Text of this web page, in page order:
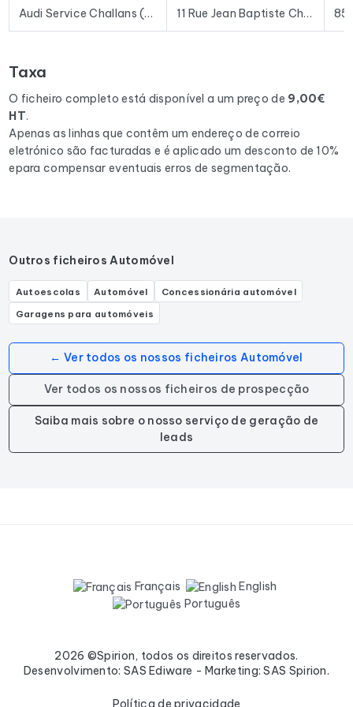
prospeção e plataformas de e-mail existentes no mercado.
actividades: Service de débosselage automobile, Mécanicien
de carrosserie automobile, Atelier de carrosserie automobile.
Audi Service Challans (85) - Jean Rouyer Automobiles 11 Rue Jean Baptiste Charcot
Taxa
O ficheiro completo está disponível a um preço de 9,00€
HT.
Apenas as linhas que contêm um endereço de correio
eletrónico são facturadas e é aplicado um desconto de 10%
epara compensar eventuais erros de segmentação.
Outros ficheiros Automóvel
Autoescolas Automóvel
Concessionária automóvel
Garagens para automóveis
← Ver todos os nossos ficheiros Automóvel
Ver todos os nossos ficheiros de prospecção
Saiba mais sobre o nosso serviço de geração de
leads
Français
English
Português
2026 ©Spirion, todos os direitos reservados.
Desenvolvimento: SAS Ediware - Marketing: SAS Spirion.
Política de privacidade